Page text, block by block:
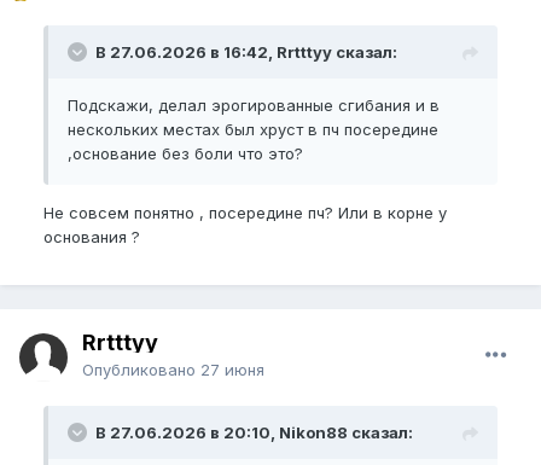
В 27.06.2026 в 16:42, Rrtttyy сказал:
Подскажи, делал эрогированные сгибания и в
нескольких местах был хруст в пч посередине
,основание без боли что это?
Не совсем понятно , посередине пч? Или в корне у
основания ?
Rrtttyy
Опубликовано 27 июня
В 27.06.2026 в 20:10, Nikon88 сказал: